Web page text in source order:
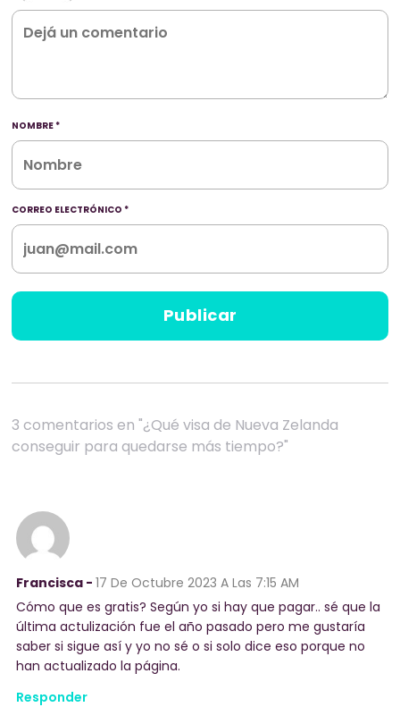
NOMBRE *
CORREO ELECTRÓNICO *
3 comentarios en "¿Qué visa de Nueva Zelanda
conseguir para quedarse más tiempo?"
Francisca - 17 De Octubre 2023 A Las 7:15 AM
Cómo que es gratis? Según yo si hay que pagar.. sé que la
última actulización fue el año pasado pero me gustaría
saber si sigue así y yo no sé o si solo dice eso porque no
han actualizado la página.
Responder